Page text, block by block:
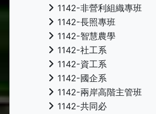
1142-非營利組織專班
1142-長照專班
1142-智慧農學
1142-社工系
1142-資工系
1142-國企系
1142-兩岸高階主管班
1142-共同必